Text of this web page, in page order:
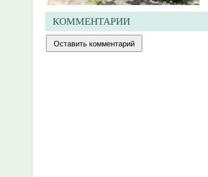
КОММЕНТАРИИ